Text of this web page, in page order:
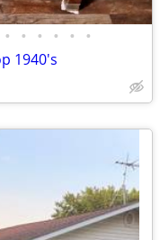
• • • • • •
1940's